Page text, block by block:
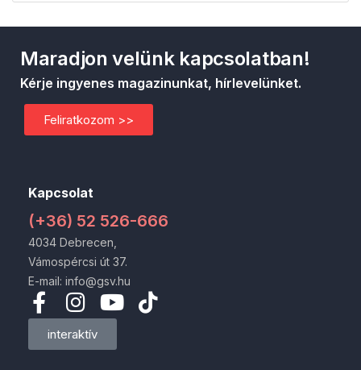
Kapcsolat
(+36) 52 526-666
4034 Debrecen,
Vámospércsi út 37.
E-mail: info@gsv.hu
interaktív
Maradjon velünk kapcsolatban!
Kérje ingyenes magazinunkat, hírlevelünket.
Feliratkozom >>